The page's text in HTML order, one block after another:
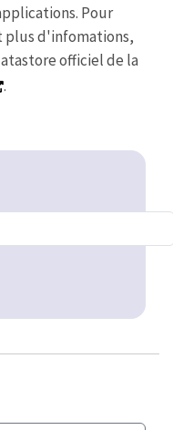
Pour
plus d'infomations,
officiel de la
.